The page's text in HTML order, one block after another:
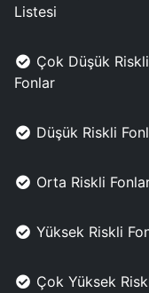
Listesi
Çok Düşük Riskli
Fonlar
Düşük Riskli
Orta Riskli
Yüksek Riskli
Çok Yüksek